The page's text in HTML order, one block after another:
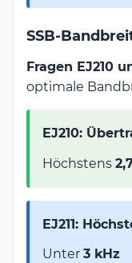
SSB-
Fragen EJ210
optimale
EJ210:
Höchstens
EJ211:
Unter 3 kHz